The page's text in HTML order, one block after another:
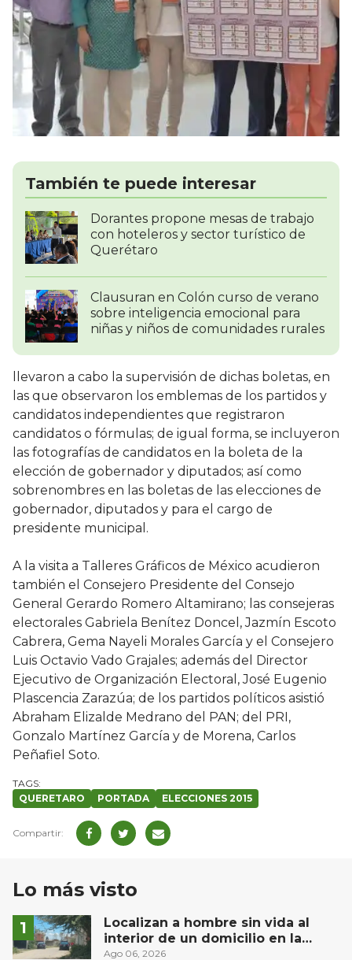
También te puede interesar
Dorantes propone mesas de trabajo
con hoteleros y sector turístico de
Querétaro
Clausuran en Colón curso de verano
sobre inteligencia emocional para
niñas y niños de comunidades rurales
llevaron a cabo la supervisión de dichas boletas, en
las que observaron los emblemas de los partidos y
candidatos independientes que registraron
candidatos o fórmulas; de igual forma, se incluyeron
las fotografías de candidatos en la boleta de la
elección de gobernador y diputados; así como
sobrenombres en las boletas de las elecciones de
gobernador, diputados y para el cargo de
presidente municipal.
A la visita a Talleres Gráficos de México acudieron
también el Consejero Presidente del Consejo
General Gerardo Romero Altamirano; las consejeras
electorales Gabriela Benítez Doncel, Jazmín Escoto
Cabrera, Gema Nayeli Morales García y el Consejero
Luis Octavio Vado Grajales; además del Director
Ejecutivo de Organización Electoral, José Eugenio
Plascencia Zarazúa; de los partidos políticos asistió
Abraham Elizalde Medrano del PAN; del PRI,
Gonzalo Martínez García y de Morena, Carlos
Peñafiel Soto.
QUERETARO PORTADA ELECCIONES 2015
Lo más visto
Localizan a hombre sin vida al
interior de un domicilio en la
comunidad El Rodeo, San Juan del
Ago 06, 2026